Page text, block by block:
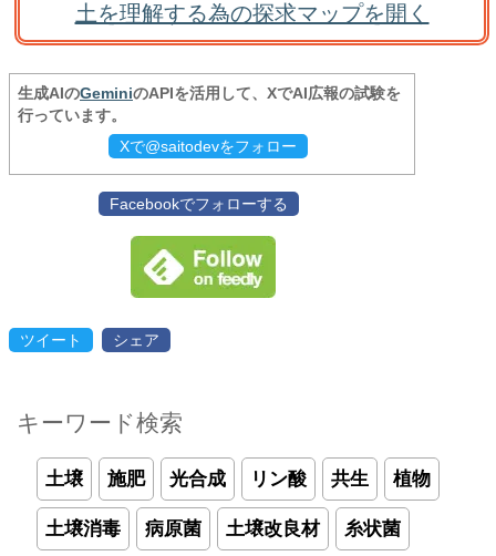
土を理解する為の探求マップを開く
生成AIのGeminiのAPIを活用して、XでAI広報の試験を
行っています。
Xで@saitodevをフォロー
Facebookでフォローする
ツイート シェア
キーワード検索
土壌 施肥 光合成 リン酸 共生 植物
土壌消毒 病原菌 土壌改良材 糸状菌